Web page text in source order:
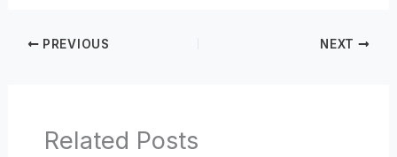
PREVIOUS NEXT
Related Posts